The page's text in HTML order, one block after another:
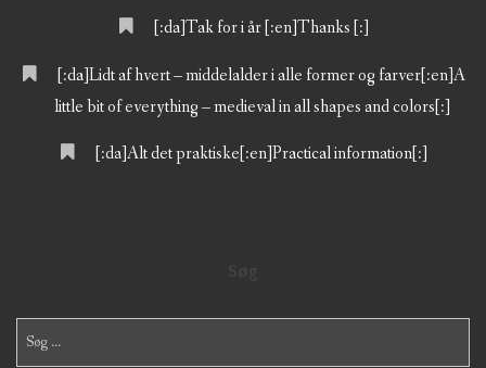
[:da]Tak for i år [:en]Thanks [:]
[:da]Lidt af hvert – middelalder i alle former og farver[:en]A
little bit of everything – medieval in all shapes and colors[:]
[:da]Alt det praktiske[:en]Practical information[:]